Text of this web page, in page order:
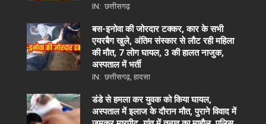
IN: छत्तीसगढ़
बस-इनोवा की जोरदार टक्कर, कार के सभी
एयरबैग खुले, अंतिम संस्कार से लौट रही महिला
की मौत, 7 लोग घायल, 3 की हालत नाजुक,
अस्पताल में भर्ती
IN: छत्तीसगढ़ हादसा
डंडे से हमला कर युवक को किया घायल,
अस्पताल में इलाज के दौरान मौत, पुराने विवाद में